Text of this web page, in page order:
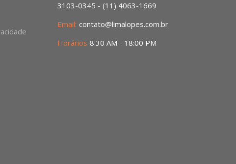
3103-0345 - (11) 4063-1669
Email: contato@limalopes.com.br
Horários 8:30 AM - 18:00 PM